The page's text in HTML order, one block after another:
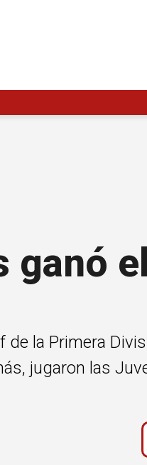
ganó
la Primera
jugaron las